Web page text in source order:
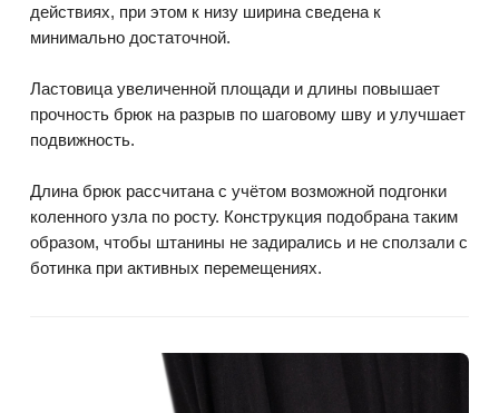
действиях, при этом к низу ширина сведена к
минимально достаточной.
Ластовица увеличенной площади и длины повышает
прочность брюк на разрыв по шаговому шву и улучшает
подвижность.
Длина брюк рассчитана с учётом возможной подгонки
коленного узла по росту. Конструкция подобрана таким
образом, чтобы штанины не задирались и не сползали с
ботинка при активных перемещениях.